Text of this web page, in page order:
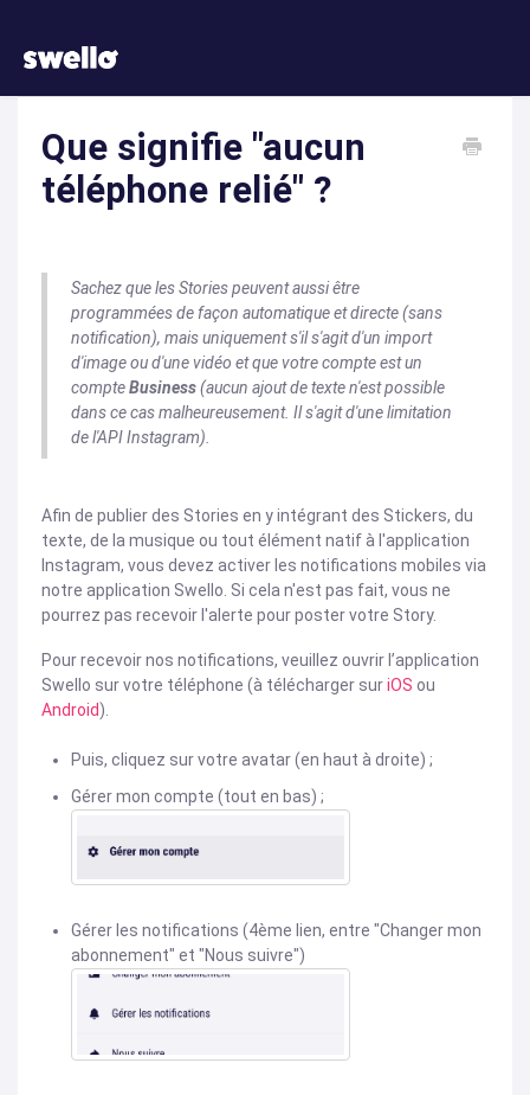
Que signifie "aucun
téléphone relié" ?
Sachez que les Stories peuvent aussi être
programmées de façon automatique et directe (sans
notification), mais uniquement s'il s'agit d'un import
d'image ou d'une vidéo et que votre compte est un
compteBusiness(aucun ajout de texte n'est possible
dans ce cas malheureusement. Il s'agit d'une limitation
de l'API Instagram).
Afin de publier des Stories en y intégrant des Stickers, du
texte, de la musique ou tout élément natif à l'application
Instagram, vous devez activer les notifications mobiles via
notre application Swello. Si cela n'est pas fait, vous ne
pourrez pas recevoir l'alerte pour poster votre Story.
Pour recevoir nos notifications, veuillez ouvrir l’application
Swello sur votre téléphone (à télécharger suriOS ou
Android).
Puis, cliquez sur votre avatar (en haut à droite) ;
Gérer mon compte (tout en bas) ;
Gérer les notifications (4ème lien, entre "Changer mon
abonnement" et "Nous suivre")